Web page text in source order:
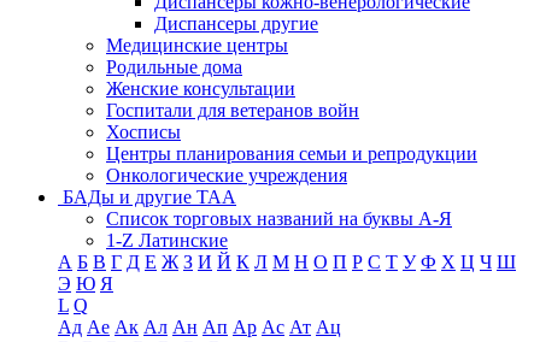
Диспансеры другие
Медицинские центры
Родильные дома
Женские консультации
Госпитали для ветеранов войн
Хосписы
Центры планирования семьи и репродукции
Онкологические учреждения
БАДы и другие ТАА
Список торговых названий на буквы А-Я
1-Z Латинские
А Б В Г Д Е Ж З И Й К Л М Н О П Р С Т У Ф Х Ц Ч Ш
Э Ю Я
L Q
Ад Ае Ак Ал Ан Ап Ар Ас Ат Ац